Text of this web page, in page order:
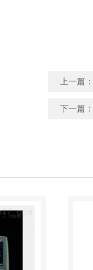
上一篇
下一篇